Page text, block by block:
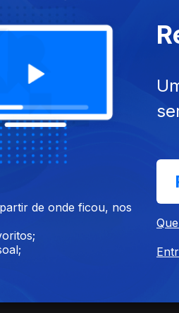
Concerto de Natal, Orquestra
de onde ficou, nos